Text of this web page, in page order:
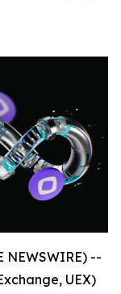
NEWSWIRE) --
UEX)